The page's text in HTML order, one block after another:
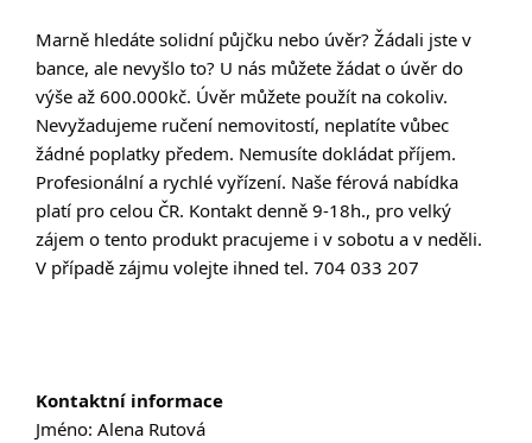
Marně hledáte solidní půjčku nebo úvěr? Žádali jste v
bance, ale nevyšlo to? U nás můžete žádat o úvěr do
výše až 600.000kč. Úvěr můžete použít na cokoliv.
Nevyžadujeme ručení nemovitostí, neplatíte vůbec
žádné poplatky předem. Nemusíte dokládat příjem.
Profesionální a rychlé vyřízení. Naše férová nabídka
platí pro celou ČR. Kontakt denně 9-18h., pro velký
zájem o tento produkt pracujeme i v sobotu a v neděli.
V případě zájmu volejte ihned tel. 704 033 207
Kontaktní informace
Jméno: Alena Rutová